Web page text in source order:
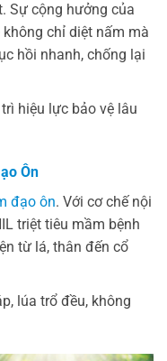
Sự cộng hưởng của
chỉ diệt nấm mà
hồi nhanh, chống lại
hiệu lực bảo vệ lâu
Ôn
đạo ôn. Với cơ chế nội
triệt tiêu mầm bệnh
từ lá, thân đến cổ
lúa trổ đều, không